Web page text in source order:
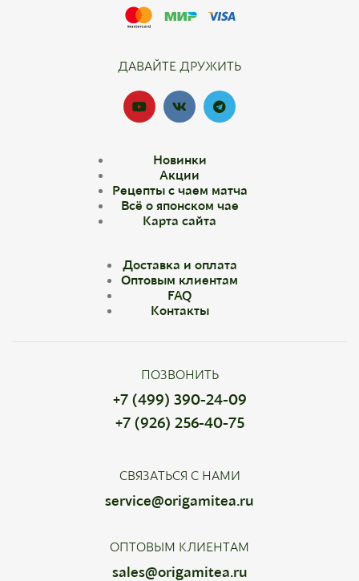
ДАВАЙТЕ ДРУЖИТЬ
Новинки
Акции
Рецепты с чаем матча
Всё о японском чае
Карта сайта
Доставка и оплата
Оптовым клиентам
FAQ
Контакты
ПОЗВОНИТЬ
+7 (499) 390-24-09
+7 (926) 256-40-75
СВЯЗАТЬСЯ С НАМИ
service@origamitea.ru
ОПТОВЫМ КЛИЕНТАМ
sales@origamitea.ru